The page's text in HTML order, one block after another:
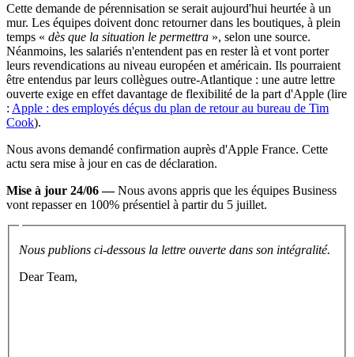
Cette demande de pérennisation se serait aujourd'hui heurtée à un
mur. Les équipes doivent donc retourner dans les boutiques, à plein
temps « dès que la situation le permettra », selon une source.
Néanmoins, les salariés n'entendent pas en rester là et vont porter
leurs revendications au niveau européen et américain. Ils pourraient
être entendus par leurs collègues outre-Atlantique : une autre lettre
ouverte exige en effet davantage de flexibilité de la part d'Apple (lire
: Apple : des employés déçus du plan de retour au bureau de Tim
Cook).
Nous avons demandé confirmation auprès d'Apple France. Cette
actu sera mise à jour en cas de déclaration.
Mise à jour 24/06 —Nous avons appris que les équipes Business
vont repasser en 100% présentiel à partir du 5 juillet.
Nous publions ci-dessous la lettre ouverte dans son intégralité.
Dear Team,